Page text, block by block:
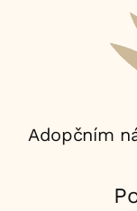
nájemce:
Adopčním